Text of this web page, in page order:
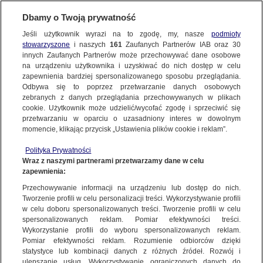
FAKTY | ZOBACZ FAKTY
04.10.2022 | Farma fotowoltaiczna pod Braniewem już działa. Może
wyprodukować prąd dla średniej wielkości miasta
NAJNOWSZE
ZOBACZ FAKTY
FAKTY PO FAKTACH
FAKTY O ŚWIECIE
WIĘCEJ
KANAŁY
Dzień dobry!
Jedno konto do wszystkich usług
Dbamy o Twoją prywatność
Jeśli użytkownik wyrazi na to zgodę, my, nasze podmioty
stowarzyszone i naszych 161Zaufanych Partnerów IAB oraz 30
innych Zaufanych Partnerów może przechowywać dane osobowe
na urządzeniu użytkownika i uzyskiwać do nich dostęp w celu
zapewnienia bardziej spersonalizowanego sposobu przeglądania.
Odbywa się to poprzez przetwarzanie danych osobowych
zebranych z danych przeglądania przechowywanych w plikach
cookie. Użytkownik może udzielić/wycofać zgodę i sprzeciwić się
przetwarzaniu w oparciu o uzasadniony interes w dowolnym
momencie, klikając przycisk „Ustawienia plików cookie i reklam”.
Polityka Prywatności
Wraz z naszymi partnerami przetwarzamy dane w celu
zapewnienia:
Przechowywanie informacji na urządzeniu lub dostęp do nich.
Tworzenie profili w celu personalizacji treści. Wykorzystywanie profili
w celu doboru spersonalizowanych treści. Tworzenie profili w celu
spersonalizowanych reklam. Pomiar efektywności treści.
Wykorzystanie profili do wyboru spersonalizowanych reklam.
Pomiar efektywności reklam. Rozumienie odbiorców dzięki
statystyce lub kombinacji danych z różnych źródeł. Rozwój i